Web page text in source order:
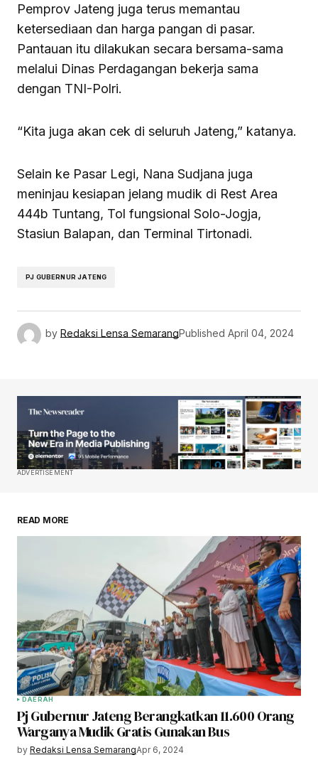
Pemprov Jateng juga terus memantau
ketersediaan dan harga pangan di pasar.
Pantauan itu dilakukan secara bersama-sama
melalui Dinas Perdagangan bekerja sama
dengan TNI-Polri.
“Kita juga akan cek di seluruh Jateng,” katanya.
Selain ke Pasar Legi, Nana Sudjana juga
meninjau kesiapan jelang mudik di Rest Area
444b Tuntang, Tol fungsional Solo-Jogja,
Stasiun Balapan, dan Terminal Tirtonadi.
PJ GUBERNUR JATENG
by Redaksi Lensa SemarangPublished April 04, 2024
ADVERTISEMENT
READ MORE
DAERAH
Pj Gubernur Jateng Berangkatkan 11.600 Orang
Warganya Mudik Gratis Gunakan Bus
by Redaksi Lensa SemarangApr 6, 2024